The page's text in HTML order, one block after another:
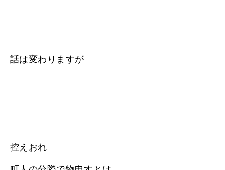
話は変わりますが
控えおれ